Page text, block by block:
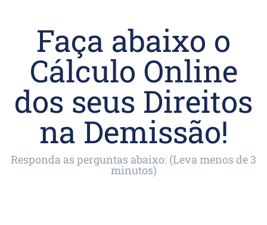
Faça abaixo o
Cálculo Online
dos seus Direitos
na Demissão!
Responda as perguntas abaixo: (Leva menos de 3
minutos)